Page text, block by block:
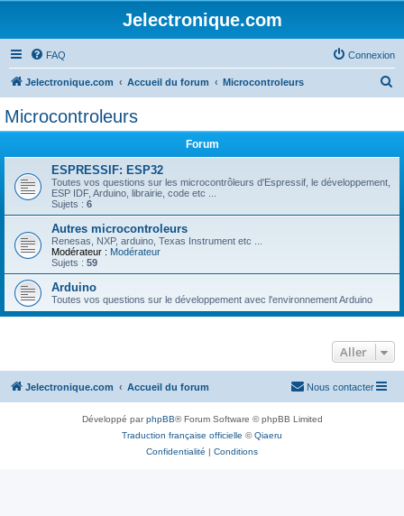
Jelectronique.com
FAQ Connexion
Jelectronique.com Accueil du forum Microcontroleurs
r
Microcontroleurs
Forum
ESPRESSIF: ESP32
Toutes vos questions sur les microcontrôleurs d'Espressif, le développement,
ESP IDF, Arduino, librairie, code etc ...
Sujets : 6
Autres microcontroleurs
Renesas, NXP, arduino, Texas Instrument etc ...
Modérateur : Modérateur
Sujets : 59
Arduino
Toutes vos questions sur le développement avec l'environnement Arduino
Aller
Jelectronique.com Accueil du forum Nous contacter
Développé parphpBB® Forum Software © phpBB Limited
Traduction française officielle ©Qiaeru
Confidentialité | Conditions